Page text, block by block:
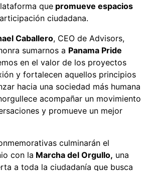
que promueve espacios
ciudadana.
Caballero, CEO de Advisors,
sumarnos a Panama Pride
en el valor de los proyectos
y fortalecen aquellos principios
hacia una sociedad más humana
acompañar un movimiento
y promueve un mejor
culminarán el
con la Marcha del Orgullo, una
a toda la ciudadanía que busca